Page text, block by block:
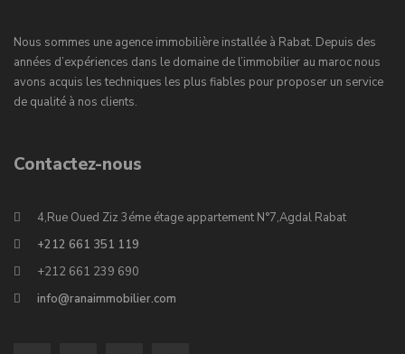
Nous sommes une agence immobilière installée à Rabat. Depuis des
années d’expériences dans le domaine de l’immobilier au maroc nous
avons acquis les techniques les plus fiables pour proposer un service
de qualité à nos clients.
Contactez-nous
4,Rue Oued Ziz 3éme étage appartement N°7,Agdal Rabat
+212 661 351 119
+212 661 239 690
info@ranaimmobilier.com